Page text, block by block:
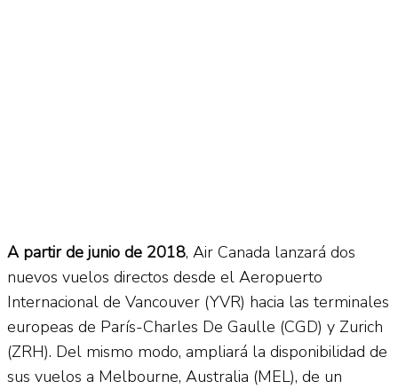
A partir de junio de 2018, Air Canada lanzará dos
nuevos vuelos directos desde el Aeropuerto
Internacional de Vancouver (YVR) hacia las terminales
europeas de París-Charles De Gaulle (CGD) y Zurich
(ZRH). Del mismo modo, ampliará la disponibilidad de
sus vuelos a Melbourne, Australia (MEL), de un